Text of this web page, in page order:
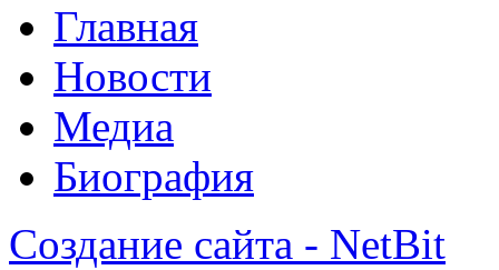
Главная
Новости
Медиа
Биография
Создание сайта - NetBit